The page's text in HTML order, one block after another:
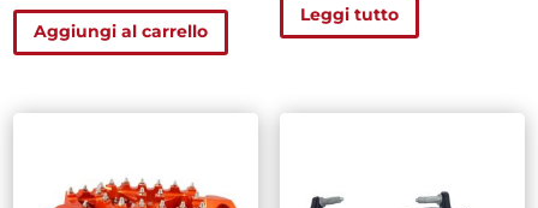
Aggiungi al carrello
Leggi tutto